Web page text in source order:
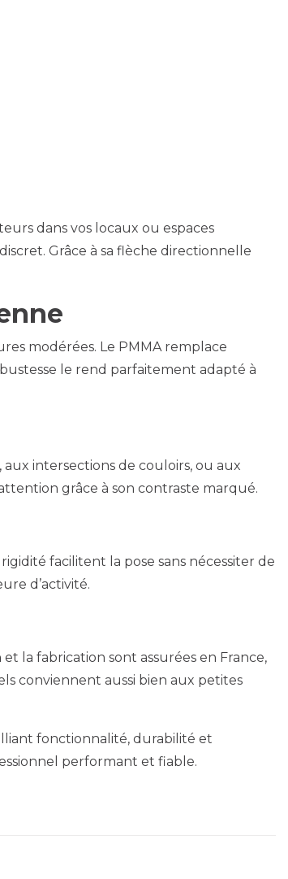
dans vos locaux ou espaces
Grâce à sa flèche directionnelle
modérées. Le PMMA remplace
le rend parfaitement adapté à
intersections de couloirs, ou aux
grâce à son contraste marqué.
facilitent la pose sans nécessiter de
d’activité.
la fabrication sont assurées en France,
conviennent aussi bien aux petites
fonctionnalité, durabilité et
performant et fiable.